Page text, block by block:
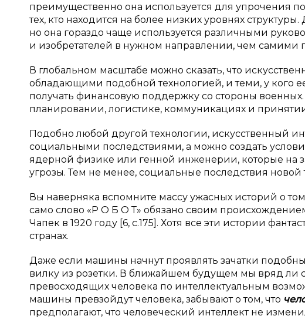
преимущественно она используется для упрочения
тех, кто находится на более низких уровнях
но она гораздо чаще используется различными
и изобретателей в нужном направлении, чем самими
В глобальном масштабе можно сказать, что
обладающими подобной технологией, и теми, у кого
получать финансовую поддержку со стороны
планировании, логистике, коммуникациях и
Подобно любой другой технологии, искусственный
социальными последствиями, а можно создать
ядерной физике или генной инженерии, которые на
угрозы. Тем не менее, социальные последствия
Вы наверняка вспомните массу ужасных историй о
само слово «Р О Б О Т» обязано своим
Чапек в 1920 году [6, c.175]. Хотя все эти истории
странах.
Даже если машины начнут проявлять зачатки
вилку из розетки. В ближайшем будущем мы вряд ли
превосходящих человека по интеллектуальным
машины превзойдут человека, забывают о том, что
предполагают, что человеческий интеллект не